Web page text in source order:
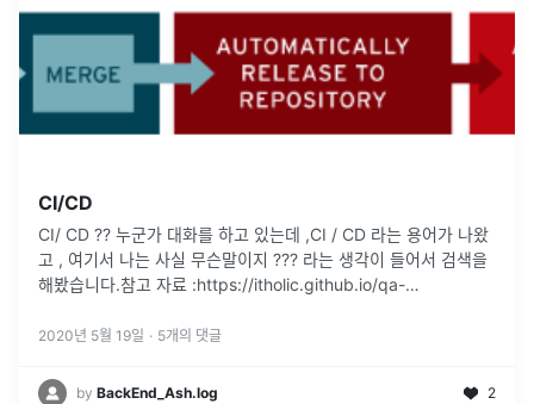
CI/CD
CI/ CD ?? 누군가 대화를 하고 있는데 ,CI / CD 라는 용어가 나왔
고 , 여기서 나는 사실 무슨말이지 ??? 라는 생각이 들어서 검색을
해봤습니다.참고 자료 :https://itholic.github.io/qa-
2020년 5월 19일 · 5개의 댓글
by BackEnd_Ash.log 2